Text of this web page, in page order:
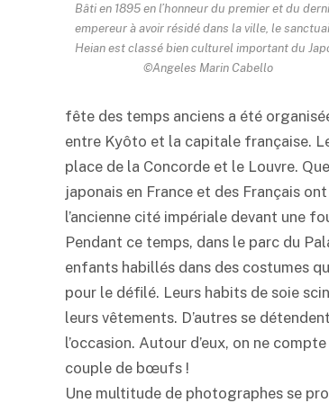
Bâti en 1895 en l’honneur du premier et du
empereur à avoir résidé dans la ville, le
Heian est classé bien culturel important du
©Angeles Marin Cabello
fête des temps anciens a été
entre Kyôto et la capitale française.
place de la Concorde et le Louvre.
japonais en France et des Français
l’ancienne cité impériale devant une
Pendant ce temps, dans le parc du
enfants habillés dans des costumes
pour le défilé. Leurs habits de soie
leurs vêtements. D’autres se
l’occasion. Autour d’eux, on ne
couple de bœufs !
Une multitude de photographes se